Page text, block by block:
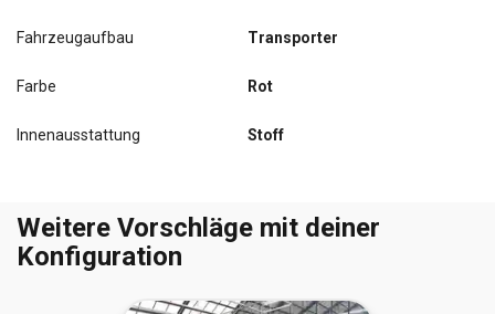
Fahrzeugaufbau Transporter
Farbe Rot
Innenausstattung Stoff
Weitere Vorschläge mit deiner
Konfiguration